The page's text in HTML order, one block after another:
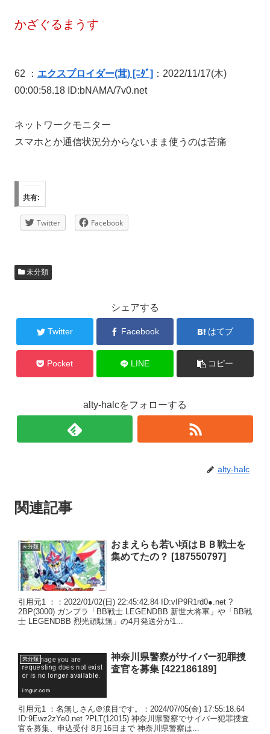
かざぐるまうす
62 ： エクスプロイダー(茸) [ﾆﾀﾞ] ：2022/11/17(木)
00:00:58.18 ID:bNAMA/7v0.net
ネットワークモニター
スマホとか通信状況分からないまま使うのは苦痛
共有:
Twitter Facebook
未分類
シェアする
Twitter Facebook はてブ
Pocket LINE コピー
alty-halcをフォローする
alty-halc
関連記事
未分類
おまえらも若い頃はＢＢ戦士を
集めてたの？ [187550797]
引用元1 ：：2022/01/02(日) 22:45:42.84 ID:vIP9R1rd0●.net ?
2BP(3000) ガンプラ「BB戦士 LEGENDBB 新世大将軍」や「BB戦
士 LEGENDBB 烈光頑駄無」の4月発送分が1...
未分類
神奈川県警察がサイバー犯罪捜
査官を募集 [422186189]
引用元1 ：名無しさん＠涙目です。：2024/07/05(金) 17:55:18.64
ID:9Ewz2zYe0.net ?PLT(12015) 神奈川県警察でサイバー犯罪捜査
官を募集、申込受付 8月16日まで 神奈川県警察は...